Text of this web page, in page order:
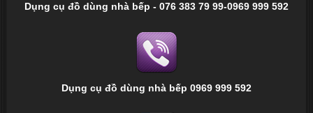
Dụng cụ đồ dùng nhà bếp - 076 383 79 99-0969 999 592
Dụng cụ đồ dùng nhà bếp 0969 999 592